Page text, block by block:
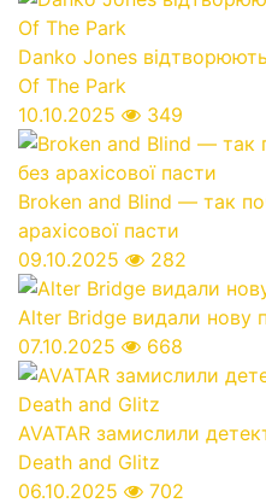
Danko Jones
Of The Park
10.10.2025
349
Broken and Blind — так
арахісової пасти
09.10.2025
282
Alter Bridge видали нову
07.10.2025
668
AVATAR замислили
Death and Glitz
06.10.2025
702